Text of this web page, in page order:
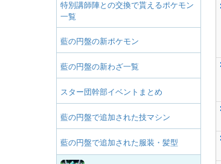
特別講師陣との交換で貰えるポケモン
一覧
藍の円盤の新ポケモン
藍の円盤の新わざ一覧
スター団幹部イベントまとめ
藍の円盤で追加された技マシン
藍の円盤で追加された服装・髪型